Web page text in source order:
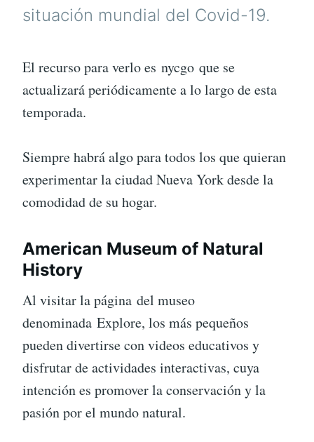
situación mundial del Covid-19.
El recurso para verlo es nycgo que se
actualizará periódicamente a lo largo de esta
temporada.
Siempre habrá algo para todos los que quieran
experimentar la ciudad Nueva York desde la
comodidad de su hogar.
American Museum of Natural
History
Al visitar la página del museo
denominada Explore, los más pequeños
pueden divertirse con videos educativos y
disfrutar de actividades interactivas, cuya
intención es promover la conservación y la
pasión por el mundo natural.